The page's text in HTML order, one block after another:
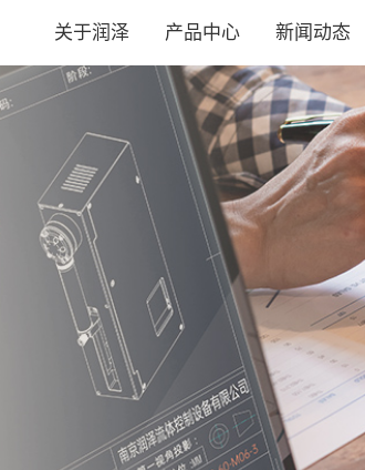
关于润泽 产品中心 新闻动态